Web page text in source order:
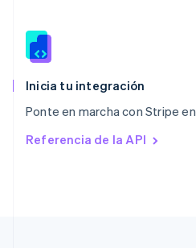
Inicia tu integración
Ponte en marcha con Stripe
Referencia de la API
RAE de Hong Kong, China
Reino Unido
English
English
English